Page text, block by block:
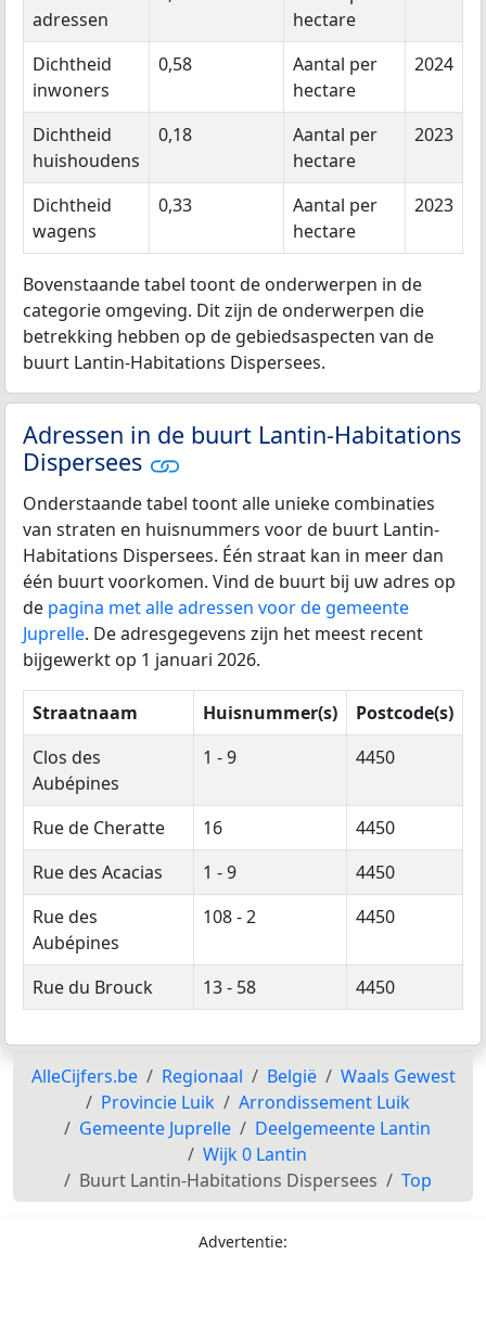
adressen
hectare
Dichtheid
inwoners
0,58
Aantal per
hectare
2024
Dichtheid
huishoudens
0,18
Aantal per
hectare
2023
Dichtheid
wagens
0,33
Aantal per
hectare
2023
Bovenstaande tabel toont de onderwerpen in de
categorie omgeving. Dit zijn de onderwerpen die
betrekking hebben op de gebiedsaspecten van de
buurt Lantin-Habitations Dispersees.
Adressen in de buurt Lantin-Habitations
Dispersees
Onderstaande tabel toont alle unieke combinaties
van straten en huisnummers voor de buurt Lantin-
Habitations Dispersees. Één straat kan in meer dan
één buurt voorkomen. Vind de buurt bij uw adres op
de pagina met alle adressen voor de gemeente
Juprelle. De adresgegevens zijn het meest recent
bijgewerkt op 1 januari 2026.
Straatnaam Huisnummer(s)
Postcode(s)
Clos des
Aubépines
1 - 9 4450
Rue de Cheratte 16
4450
Rue des Acacias
1 - 9
4450
Rue des
Aubépines
108 - 2 4450
Rue du Brouck 13 - 58 4450
AlleCijfers.be Regionaal België
Waals Gewest
Provincie Luik
Arrondissement Luik
Gemeente Juprelle
Deelgemeente Lantin
Wijk 0 Lantin
Buurt Lantin-Habitations Dispersees
Top
Advertentie: